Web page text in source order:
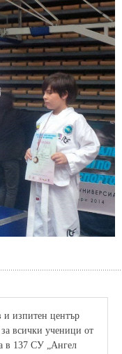
и изпитен център
за всички ученици от
в 137 СУ „Ангел